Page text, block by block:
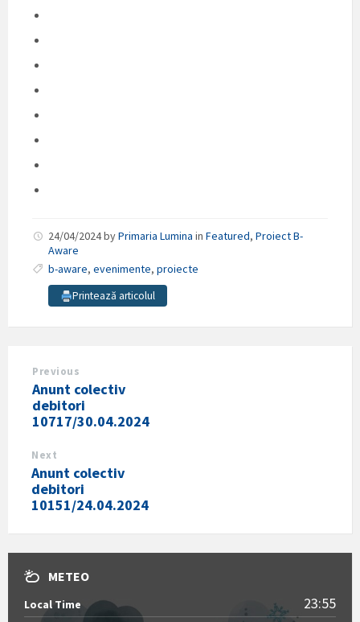
24/04/2024byPrimaria Lumina in Featured, Proiect B-
Aware
b-aware, evenimente, proiecte
Printează articolul
Previous
Anunt colectiv
debitori
10717/30.04.2024
Next
Anunt colectiv
debitori
10151/24.04.2024
METEO
Local Time 23:55